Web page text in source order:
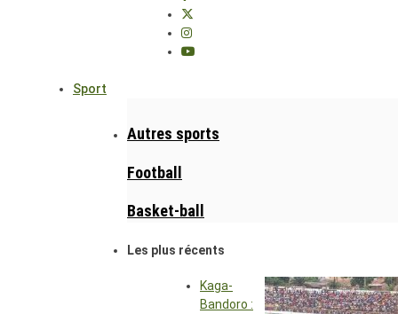
Sport
Autres sports
Football
Basket-ball
Les plus récents
Kaga-
Bandoro :